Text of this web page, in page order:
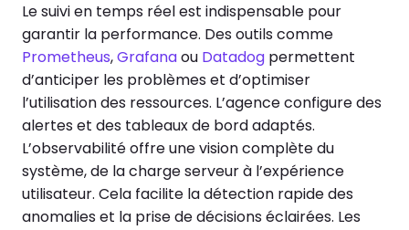
Le suivi en temps réel est indispensable pour
garantir la performance. Des outils comme
Prometheus,Grafanaou Datadog permettent
d’anticiper les problèmes et d’optimiser
l’utilisation des ressources. L’agence configure des
alertes et des tableaux de bord adaptés.
L’observabilité offre une vision complète du
système, de la charge serveur à l’expérience
utilisateur. Cela facilite la détection rapide des
anomalies et la prise de décisions éclairées. Les